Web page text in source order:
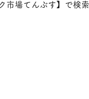
場てんぶす】で検索